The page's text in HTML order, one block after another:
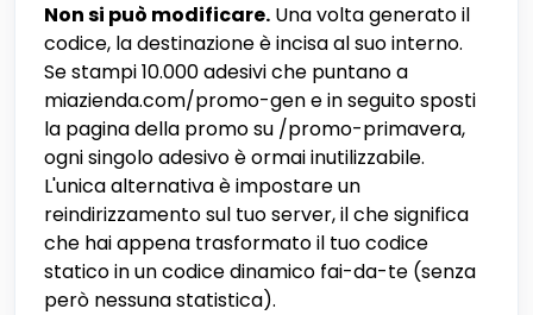
Non si può modificare. Una volta generato il
codice, la destinazione è incisa al suo interno.
Se stampi 10.000 adesivi che puntano a
miazienda.com/promo-gen e in seguito sposti
la pagina della promo su /promo-primavera,
ogni singolo adesivo è ormai inutilizzabile.
L'unica alternativa è impostare un
reindirizzamento sul tuo server, il che significa
che hai appena trasformato il tuo codice
statico in un codice dinamico fai-da-te (senza
però nessuna statistica).